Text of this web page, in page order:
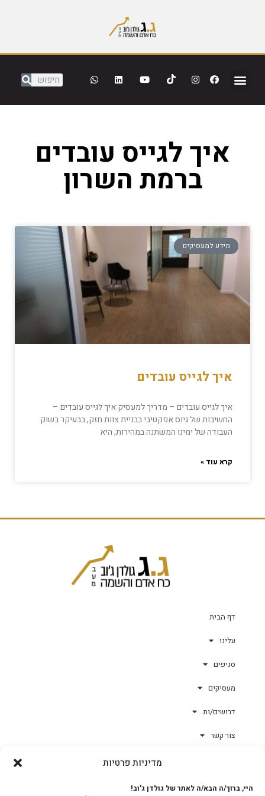
מדיניות פרטיות
היי, ברוך/ה הבא/ה לאתר של גולדן ג'וב!
איך לגייס עובדים
ברמת השרון
מידע למעסיקים
איך לגייס עובדים
איך לגייס עובדים – מדריך למעסיק איך לגייס עובדים –
החשיבות של גיוס אפקטיבי בבניית צוות חזק, בבעיקר בשוק
העבודה של ימינו המשתנה במהירות, היא
קרא עוד »
דף הבית
עלינו
סניפים
מעסיקים
דרושים/ות
צור קשר